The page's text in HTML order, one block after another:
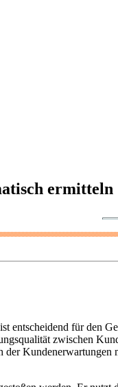
ermitteln
entscheidend für den
zwischen